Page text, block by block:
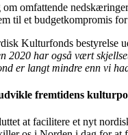
om omfattende
til et budgetkompromis
Kulturfonds bestyrelse
2020 har også vært
er langt mindre enn vi
fremtidens
at facilitere et nyt